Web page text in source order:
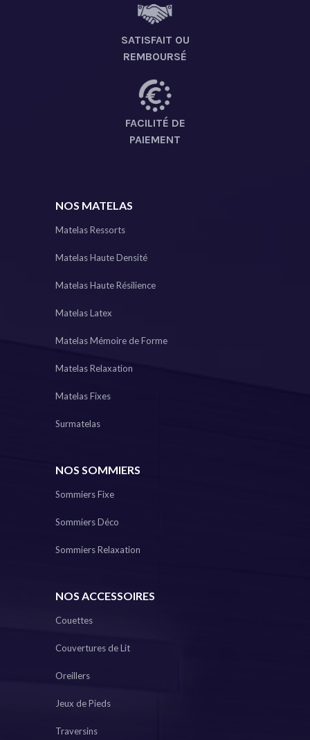
SATISFAIT OU
REMBOURSÉ
FACILITÉ DE
PAIEMENT
NOS MATELAS
Matelas Ressorts
Matelas Haute Densité
Matelas Haute Résilience
Matelas Latex
Matelas Mémoire de Forme
Matelas Relaxation
Matelas Fixes
Surmatelas
NOS SOMMIERS
Sommiers Fixe
Sommiers Déco
Sommiers Relaxation
NOS ACCESSOIRES
Couettes
Couvertures de Lit
Oreillers
Jeux de Pieds
Traversins